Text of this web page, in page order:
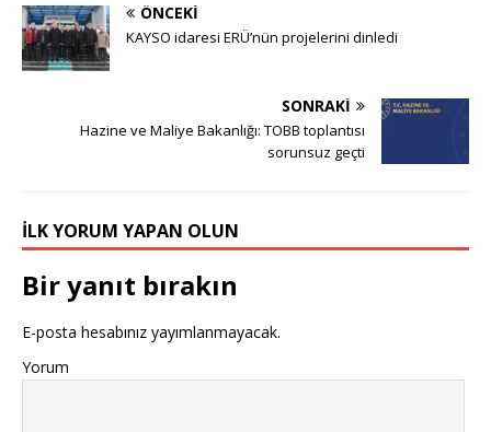
ÖNCEKI
KAYSO idaresi ERÜ’nün projelerini dinledi
SONRAKI
Hazine ve Maliye Bakanlığı: TOBB toplantısı
sorunsuz geçti
İLK YORUM YAPAN OLUN
Bir yanıt bırakın
E-posta hesabınız yayımlanmayacak.
Yorum